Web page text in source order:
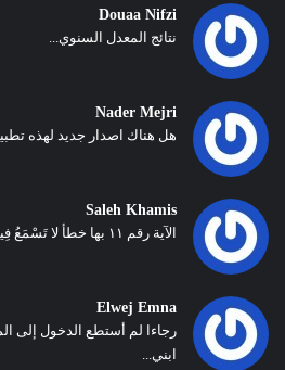
Douaa Nifzi
نتائج المعدل السنوي...
Nader Mejri
هل هناك اصدار جديد لهذه
Saleh Khamis
الآية رقم ١١ بها خطأ لا تَسْمَعُ فِيها لاغِيَةً لقد ضمت التا...
Elwej Emna
رجاءا لم أستطع الدخول إلى
ابني...